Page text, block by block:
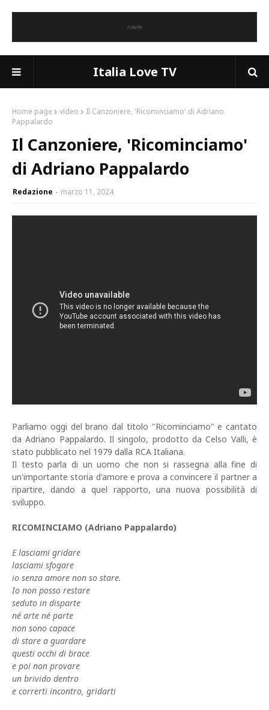
Italia Love TV
Home page video
Il Canzoniere, 'Ricominciamo' di Adriano
Pappalardo
Il Canzoniere, 'Ricominciamo'
di Adriano Pappalardo
Redazione marzo 11, 2024
Parliamo oggi del brano dal titolo "Ricominciamo" e cantato
da Adriano Pappalardo. Il singolo, prodotto da Celso Valli, è
stato pubblicato nel 1979 dalla RCA Italiana.
Il testo parla di un uomo che non si rassegna alla fine di
un'importante storia d'amore e prova a convincere il partner a
ripartire, dando a quel rapporto, una nuova possibilità di
sviluppo.
RICOMINCIAMO (Adriano Pappalardo)
E lasciami gridare
lasciami sfogare
io senza amore non so stare.
Io non posso restare
seduto in disparte
né arte né parte
non sono capace
di stare a guardare
questi occhi di brace
e poi non provare
un brivido dentro
e correrti incontro, gridarti